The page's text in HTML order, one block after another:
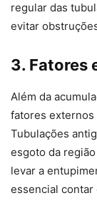
regular das
evitar
3. Fatores
Além da
fatores
Tubulações
esgoto da
levar a
essencial